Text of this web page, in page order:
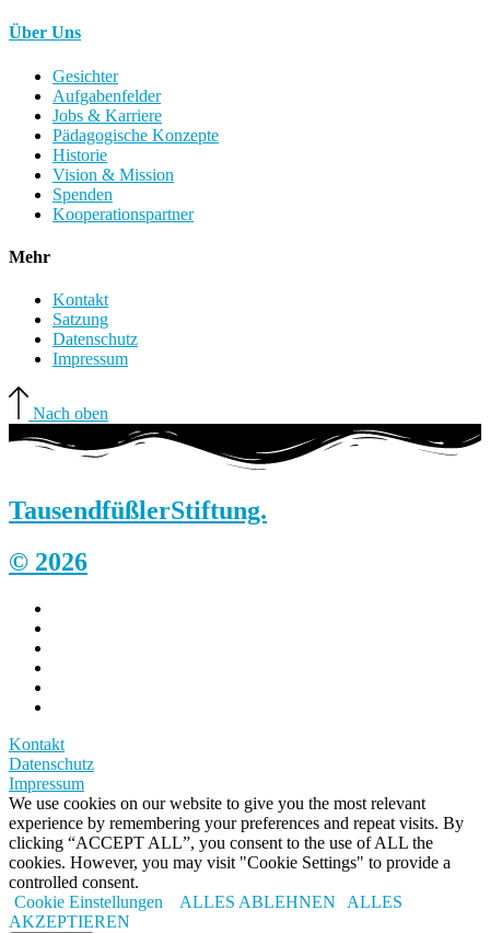
Über Uns
Gesichter
Aufgabenfelder
Jobs & Karriere
Pädagogische Konzepte
Historie
Vision & Mission
Spenden
Kooperationspartner
Mehr
Kontakt
Satzung
Datenschutz
Impressum
Nach oben
TausendfüßlerStiftung.
© 2026
Kontakt
Datenschutz
Impressum
We use cookies on our website to give you the most relevant
experience by remembering your preferences and repeat visits. By
clicking “ACCEPT ALL”, you consent to the use of ALL the
cookies. However, you may visit "Cookie Settings" to provide a
controlled consent.
Cookie Einstellungen
ALLES ABLEHNEN
ALLES
AKZEPTIEREN